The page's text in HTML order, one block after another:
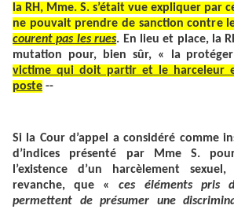
la RH, Mme. S. s’était vue expliquer par
ne pouvait prendre de sanction contre
courent pas les rues. En lieu et place, la
mutation pour, bien sûr, « la
victime qui doit partir et le harceleur
poste --
Si la Cour d’appel a considéré comme
d’indices présenté par Mme S.
l’existence d’un harcèlement
revanche, que «ces éléments pris
permettent de présumer une